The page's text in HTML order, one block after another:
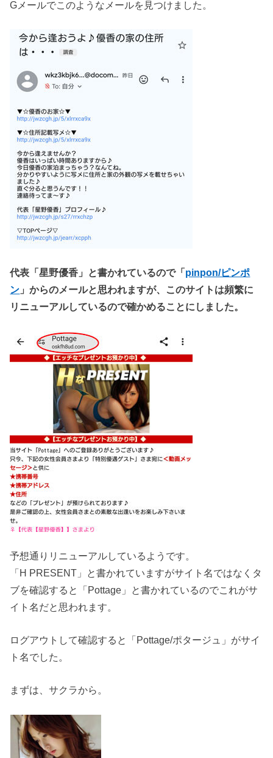
Gメールでこのようなメールを見つけました。
代表「星野優香」と書かれているので「pinpon/ピンポ
ン 」からのメールと思われますが、このサイトは頻繁に
リニューアルしているので確かめることにしました。
予想通りリニューアルしているようです。
「H PRESENT」と書かれていますがサイト名ではなくタ
ブを確認すると「Pottage」と書かれているのでこれがサ
イト名だと思われます。
ログアウトして確認すると「Pottage/ポタージュ」がサイ
ト名でした。
まずは、サクラから。